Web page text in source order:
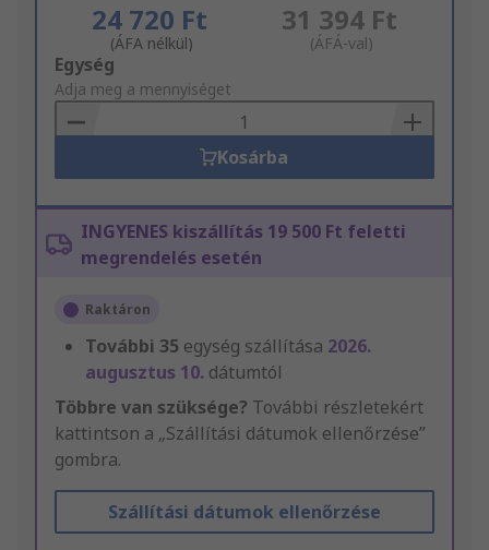
24 720 Ft
(ÁFA nélkül)
31 394 Ft
(ÁFÁ-val)
Add
to
Basket
Egység
Adja meg a mennyiséget
Kosárba
INGYENES kiszállítás 19 500 Ft feletti
megrendelés esetén
Raktáron
További 35 egység szállítása 2026.
augusztus 10. dátumtól
Többre van szüksége? További részletekért
kattintson a „Szállítási dátumok ellenőrzése”
gombra.
Szállítási dátumok ellenőrzése